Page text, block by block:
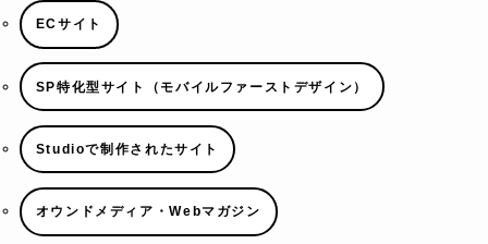
ECサイト
SP特化型サイト（モバイルファーストデザイン）
Studioで制作されたサイト
オウンドメディア・Webマガジン